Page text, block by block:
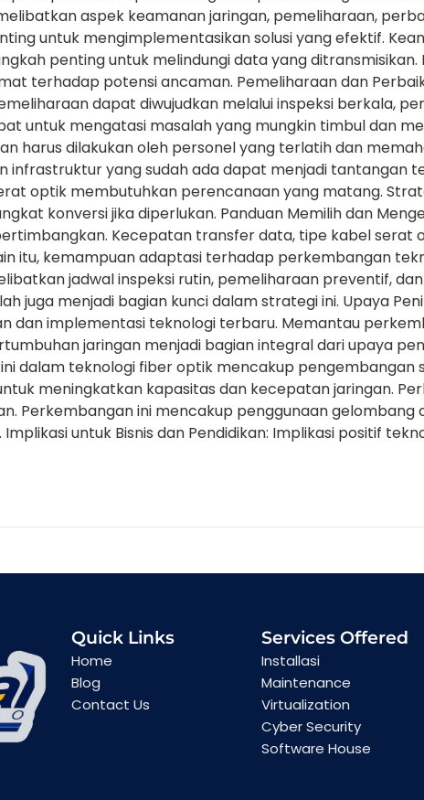
aspek keamanan jaringan, pemeliharaan,
untuk mengimplementasikan solusi yang efektif.
penting untuk melindungi data yang
terhadap potensi ancaman. Pemeliharaan dan
dapat diwujudkan melalui inspeksi berkala,
untuk mengatasi masalah yang mungkin timbul dan
harus dilakukan oleh personel yang terlatih dan
yang sudah ada dapat menjadi tantangan
optik membutuhkan perencanaan yang matang.
konversi jika diperlukan. Panduan Memilih dan
Kecepatan transfer data, tipe kabel serat
itu, kemampuan adaptasi terhadap perkembangan
jadwal inspeksi rutin, pemeliharaan preventif,
juga menjadi bagian kunci dalam strategi ini. Upaya
dan implementasi teknologi terbaru. Memantau
jaringan menjadi bagian integral dari upaya
dalam teknologi fiber optik mencakup
meningkatkan kapasitas dan kecepatan jaringan.
Perkembangan ini mencakup penggunaan
untuk Bisnis dan Pendidikan: Implikasi positif
Quick Links
Home
Blog
Contact Us
Services Offered
Installasi
Maintenance
Virtualization
Cyber Security
Software House